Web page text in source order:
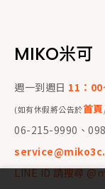
MIKO米可
週一到週日 11：
(如有休假將公告於首頁
06-215-9990、
LINE ID 請搜尋